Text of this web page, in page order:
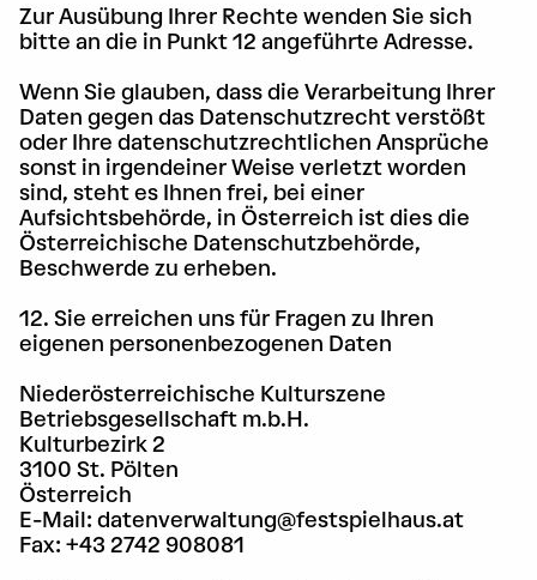
Zur Ausübung Ihrer Rechte wenden Sie sich
bitte an die in Punkt 12 angeführte Adresse.
Wenn Sie glauben, dass die Verarbeitung Ihrer
Daten gegen das Datenschutzrecht verstößt
oder Ihre datenschutzrechtlichen Ansprüche
sonst in irgendeiner Weise verletzt worden
sind, steht es Ihnen frei, bei einer
Aufsichtsbehörde, in Österreich ist dies die
Österreichische Datenschutzbehörde,
Beschwerde zu erheben.
12. Sie erreichen uns für Fragen zu Ihren
eigenen personenbezogenen Daten
Niederösterreichische Kulturszene
Betriebsgesellschaft m.b.H.
Kulturbezirk 2
3100 St. Pölten
Österreich
E-Mail: datenverwaltung@festspielhaus.at
Fax: +43 2742 908081